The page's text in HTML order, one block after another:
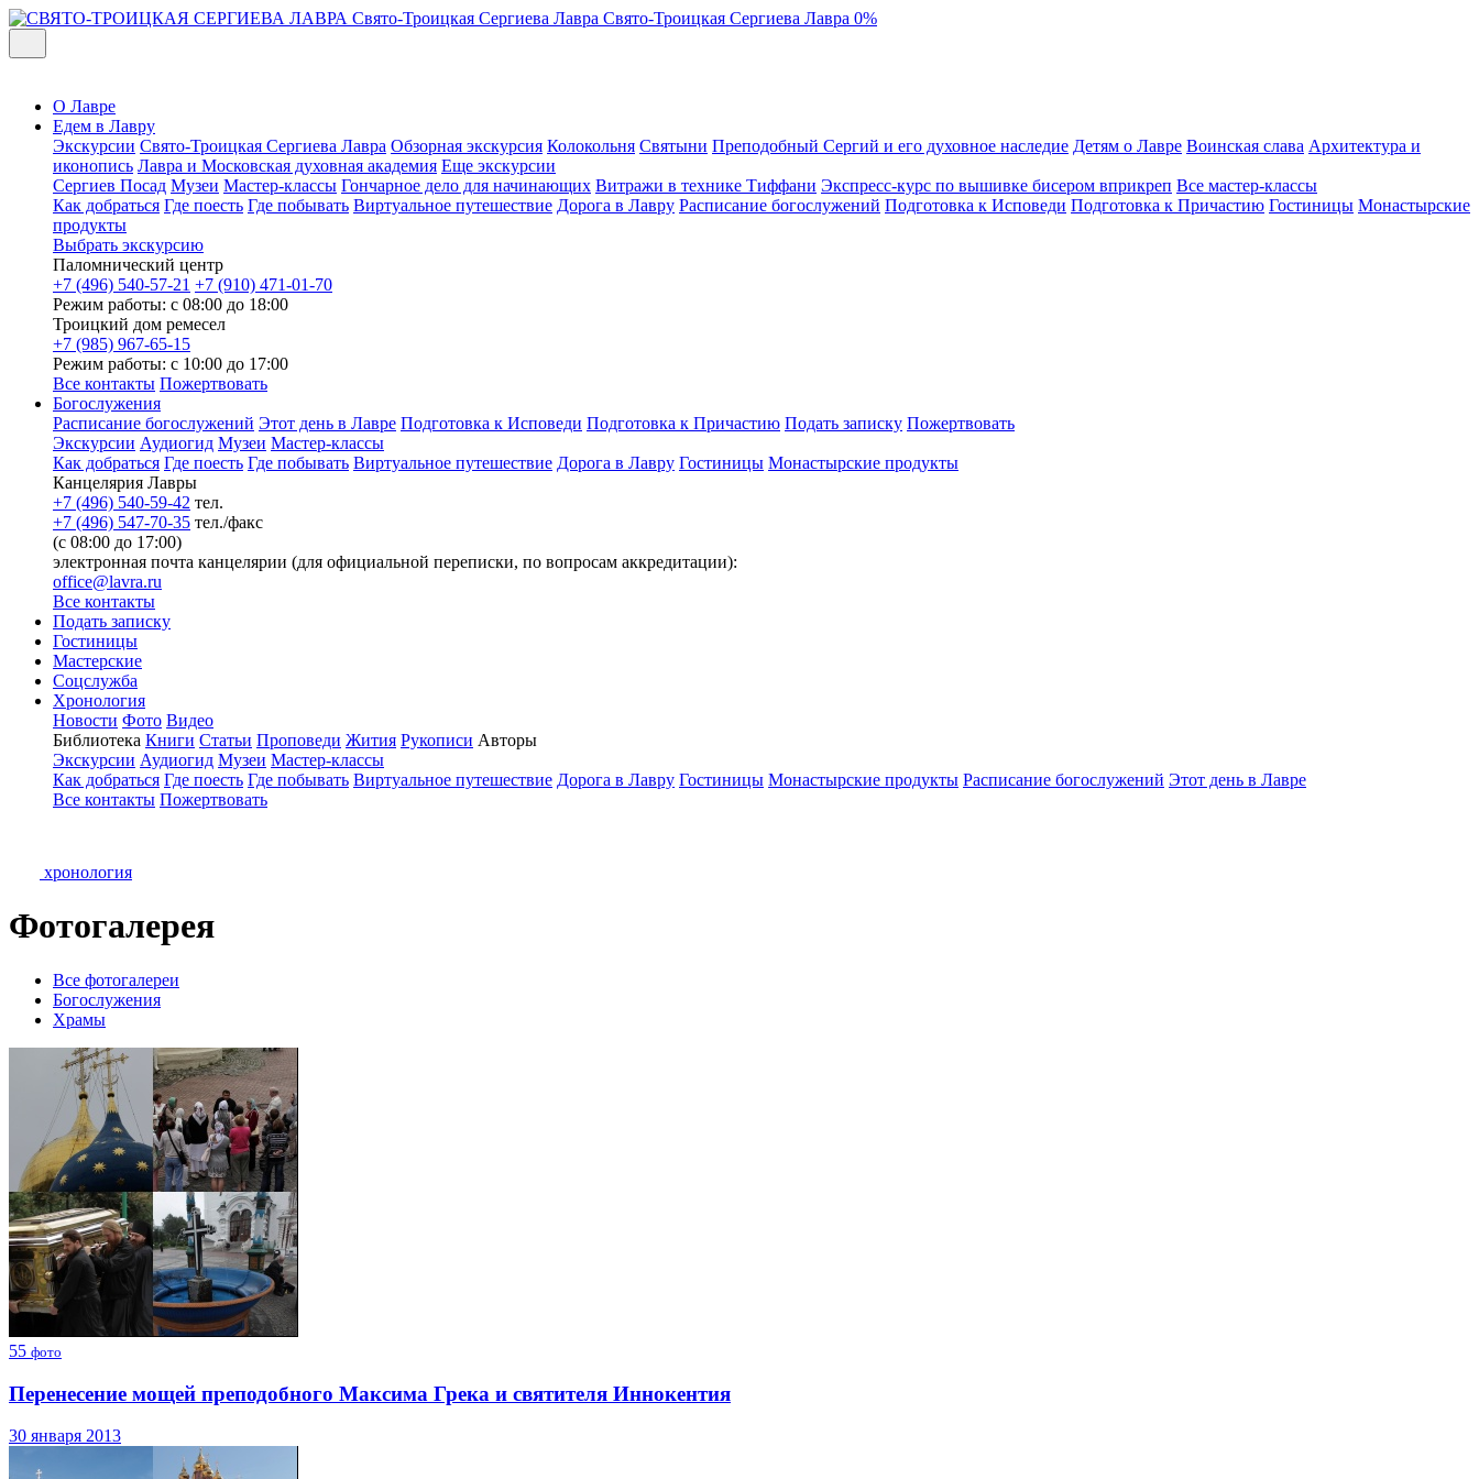
Свято-Троицкая Сергиева Лавра Свято-Троицкая Сергиева Лавра 0%
О Лавре
Едем в Лавру
Экскурсии Свято-Троицкая Сергиева Лавра Обзорная экскурсия Колокольня Святыни Преподобный Сергий и его духовное наследие Детям о Лавре Воинская слава Архитектура и
иконопись Лавра и Московская духовная академия Еще экскурсии
Сергиев Посад Музеи Мастер-классы Гончарное дело для начинающих Витражи в технике Тиффани Экспресс-курс по вышивке бисером вприкреп Все мастер-классы
Как добраться Где поесть Где побывать Виртуальное путешествие Дорога в Лавру Расписание богослужений Подготовка к Исповеди Подготовка к Причастию Гостиницы Монастырские
продукты
Выбрать экскурсию
Паломнический центр
+7 (496) 540-57-21 +7 (910) 471-01-70
Режим работы: с 08:00 до 18:00
Троицкий дом ремесел
+7 (985) 967-65-15
Режим работы: с 10:00 до 17:00
Все контакты Пожертвовать
Богослужения
Расписание богослужений Этот день в Лавре Подготовка к Исповеди Подготовка к Причастию Подать записку Пожертвовать
Экскурсии Аудиогид Музеи Мастер-классы
Как добраться Где поесть Где побывать Виртуальное путешествие Дорога в Лавру Гостиницы Монастырские продукты
Канцелярия Лавры
+7 (496) 540-59-42 тел.
+7 (496) 547-70-35 тел./факс
(с 08:00 до 17:00)
электронная почта канцелярии (для официальной переписки, по вопросам аккредитации):
office@lavra.ru
Все контакты
Подать записку
Гостиницы
Мастерские
Соцслужба
Хронология
Новости Фото Видео
Библиотека Книги Статьи Проповеди Жития Рукописи Авторы
Экскурсии Аудиогид Музеи Мастер-классы
Как добраться Где поесть Где побывать Виртуальное путешествие Дорога в Лавру Гостиницы Монастырские продукты Расписание богослужений Этот день в Лавре
Все контакты Пожертвовать
хронология
Фотогалерея
Все фотогалереи
Богослужения
Храмы
55 фото
Перенесение мощей преподобного Максима Грека и святителя Иннокентия
30 января 2013